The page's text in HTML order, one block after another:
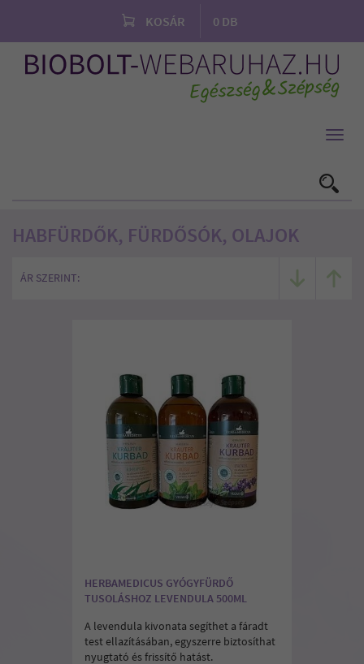
KOSÁR 0 DB
HABFÜRDŐK, FÜRDŐSÓK, OLAJOK
ÁR SZERINT:
HERBAMEDICUS GYÓGYFÜRDŐ
TUSOLÁSHOZ LEVENDULA 500ML
A levendula kivonata segíthet a fáradt
test ellazításában, egyszerre biztosíthat
nyugtató és frissítő hatást.